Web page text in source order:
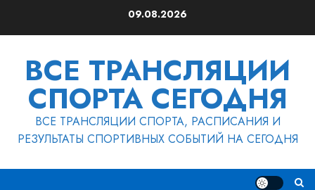
09.08.2026
ВСЕ ТРАНСЛЯЦИИ
СПОРТА СЕГОДНЯ
ВСЕ ТРАНСЛЯЦИИ СПОРТА, РАСПИСАНИЯ И
РЕЗУЛЬТАТЫ СПОРТИВНЫХ СОБЫТИЙ НА СЕГОДНЯ